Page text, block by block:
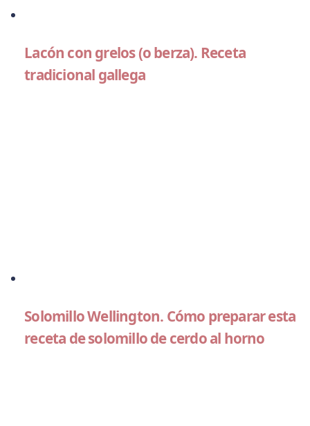
Lacón con grelos (o berza). Receta
tradicional gallega
Solomillo Wellington. Cómo preparar esta
receta de solomillo de cerdo al horno